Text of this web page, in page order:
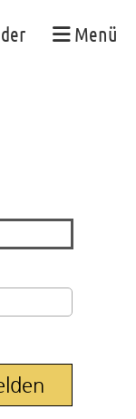
Menü